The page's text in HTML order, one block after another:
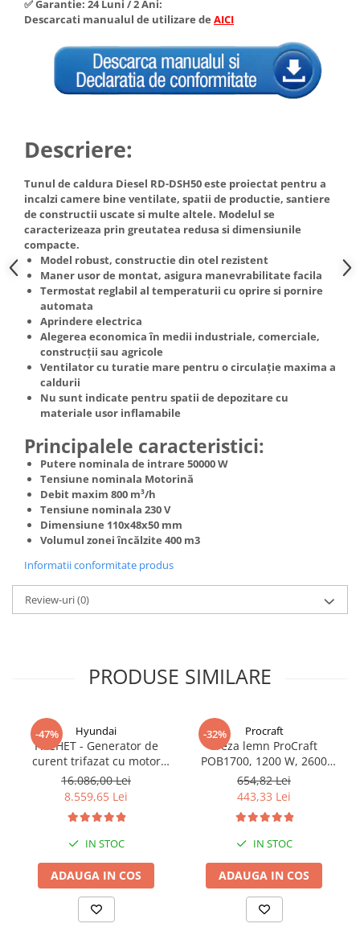
Nivela de masurat
Pistoale de impact electrice si
pneumatice
Pistoale de vopsit
Polizoare electrice de banc si
unghiulare
Rindele si freze pentru lemn
Redresoare auto - roboti de
pornire
Suflante cu aer cald
Scari metalice
Strungurii
Scule cu acumulator
Scule pentru electricieni
Truse de scule
Truse de lipit PPR
Ventuze cu brate pentru transport
Vibratoare beton
Hote Telescopice
Hote Incorporabile
Hote Country
Hote Insula
Accesorii, consumabile hote
Masini de tocat carne
Masini de carnati ( CARNATARI )
Masini de spalat vase
Masini de spalat vase incorporabile
Masini de spalat vase
independente
Masini de spalat rufe
Masini de spalat rufe frontale
Masini de spalat rufe verticale
Masini de spalat rufe incorporabile
Masini de spalat rufe cu uscator
Uscatoare de rufe
Pachete electrocasnice
incorporabile
Seturi oale
SANDWICH MAKER
Storcatoare de fructe
Televizoare
✅ Garantie: 24 Luni / 2 Ani:
Descarcati manualul de utilizare de AICI
Descriere:
Tunul de caldura Diesel RD-DSH50 este proiectat pentru a
incalzi camere bine ventilate, spatii de productie, santiere
de constructii uscate si multe altele. Modelul se
caracterizeaza prin greutatea redusa si dimensiunile
compacte.
Model robust, constructie din otel rezistent
Maner usor de montat, asigura manevrabilitate facila
Termostat reglabil al temperaturii cu oprire si pornire
automata
Aprindere electrica
Alegerea economica în medii industriale, comerciale,
construcții sau agricole
Ventilator cu turatie mare pentru o circulație maxima a
caldurii
Nu sunt indicate pentru spatii de depozitare cu
materiale usor inflamabile
Principalele caracteristici:
Putere nominala de intrare 50000 W
Tensiune nominala Motorină
Debit maxim 800 m³/h
Tensiune nominala 230 V
Dimensiune 110x48x50 mm
Volumul zonei încălzite 400 m3
Informatii conformitate produs
Review-uri(0)
PRODUSE SIMILARE
-47% Hyundai
PACHET - Generator de
curent trifazat cu motor
diesel Hyundai DHY8600SE-
T, putere motor 12 CP,
Putere maxima 7.9 kVA,
tensiune 380 / 220 V +
Automatizare trifazata
ATS12-3P
16.086,00 Lei
8.559,65 Lei
IN STOC
ADAUGA IN COS
-32% Procraft
Freza lemn ProCraft
POB1700, 1200 W, 2600
Rpm cu 12 freze pentru
lemn incluse in pachet
654,82 Lei
443,33 Lei
IN STOC
ADAUGA IN COS